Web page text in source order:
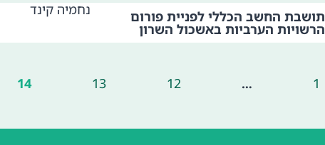
תושבת החשב הכללי לפניית פורום
הרשויות הערביות באשכול השרון
נחמיה קינד
1
…
12
13
14